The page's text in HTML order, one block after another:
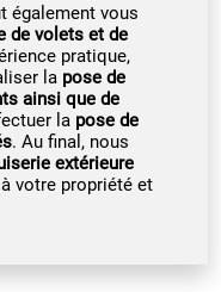
également vous
de volets et de
pratique,
la pose de
ainsi que de
la pose de
. Au final, nous
extérieure
votre propriété et